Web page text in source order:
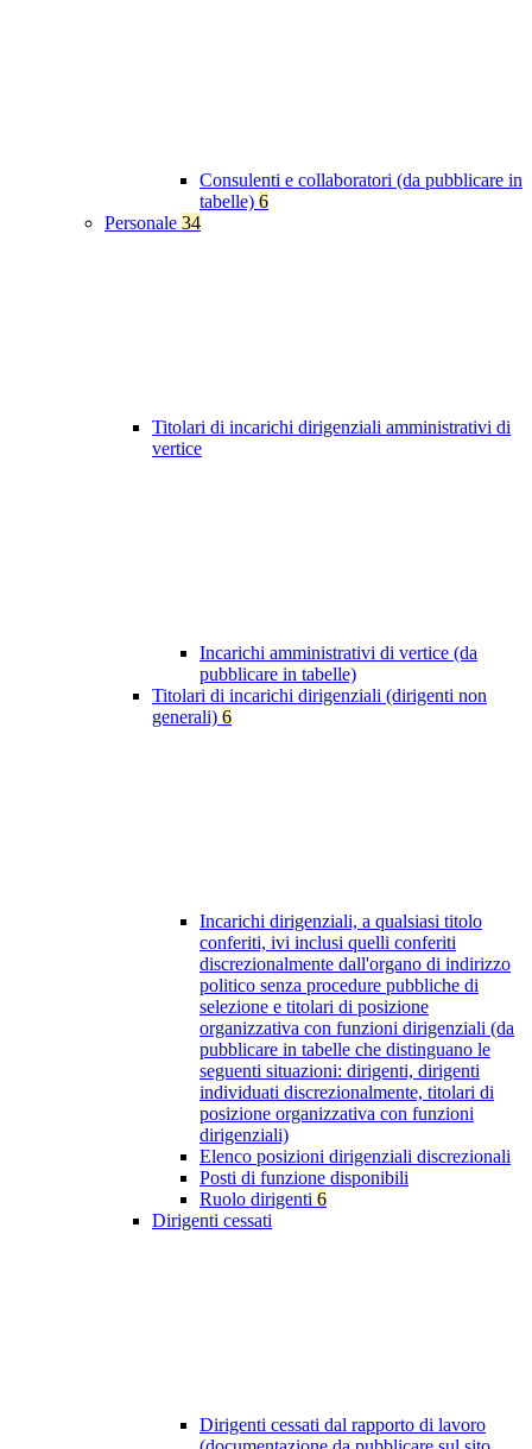
Consulenti e collaboratori (da pubblicare in
tabelle) 6
Personale 34
Titolari di incarichi dirigenziali amministrativi di
vertice
Incarichi amministrativi di vertice (da
pubblicare in tabelle)
Titolari di incarichi dirigenziali (dirigenti non
generali) 6
Incarichi dirigenziali, a qualsiasi titolo
conferiti, ivi inclusi quelli conferiti
discrezionalmente dall'organo di indirizzo
politico senza procedure pubbliche di
selezione e titolari di posizione
organizzativa con funzioni dirigenziali (da
pubblicare in tabelle che distinguano le
seguenti situazioni: dirigenti, dirigenti
individuati discrezionalmente, titolari di
posizione organizzativa con funzioni
dirigenziali)
Elenco posizioni dirigenziali discrezionali
Posti di funzione disponibili
Ruolo dirigenti 6
Dirigenti cessati
Dirigenti cessati dal rapporto di lavoro